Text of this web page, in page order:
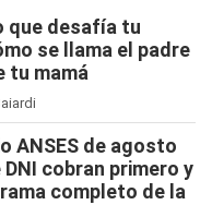
que desafía tu
se llama el padre
tu mamá
ANSES de agosto
DNI cobran primero y
completo de la